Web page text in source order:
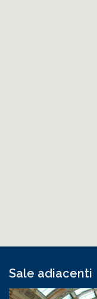
Sale adiacenti